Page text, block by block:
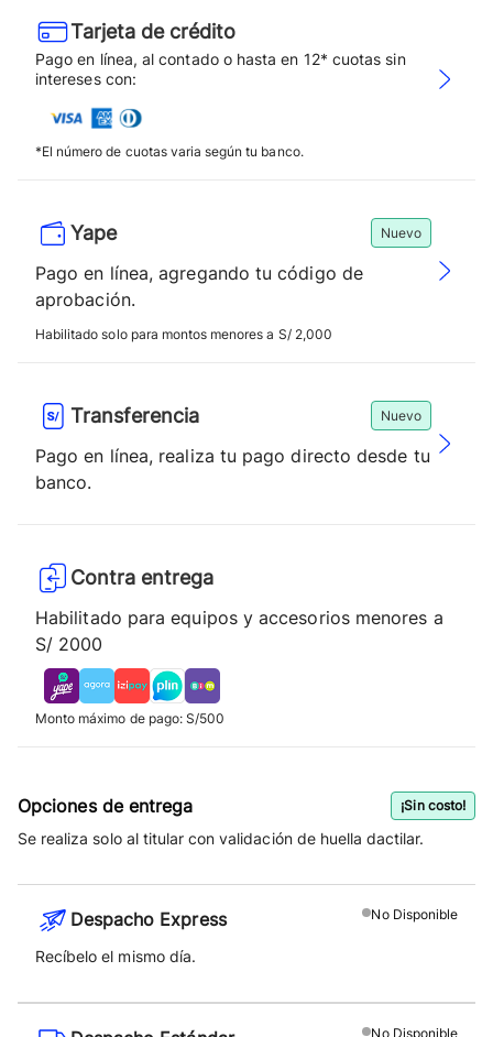
Tarjeta de crédito
Pago en línea, al contado o hasta en 12* cuotas sin
intereses con:
*El número de cuotas varia según tu banco.
Yape Nuevo
Pago en línea, agregando tu código de
aprobación.
Habilitado solo para montos menores a S/ 2,000
Transferencia Nuevo
Pago en línea, realiza tu pago directo desde tu
banco.
Contra entrega
Habilitado para equipos y accesorios menores a
S/ 2000
Monto máximo de pago: S/500
Opciones de entrega ¡Sin costo!
Se realiza solo al titular con validación de huella dactilar.
No Disponible
Despacho Express
Recíbelo el mismo día.
No Disponible